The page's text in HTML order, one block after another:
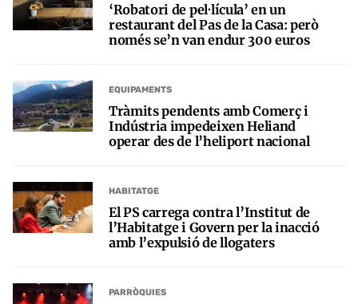
‘Robatori de pel·lícula’ en un
restaurant del Pas de la Casa: però
només se’n van endur 300 euros
EQUIPAMENTS
Tràmits pendents amb Comerç i
Indústria impedeixen Heliand
operar des de l’heliport nacional
HABITATGE
El PS carrega contra l’Institut de
l’Habitatge i Govern per la inacció
amb l’expulsió de llogaters
PARRÒQUIES